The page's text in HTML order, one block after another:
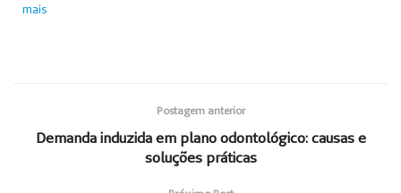
mais
Postagem anterior
Demanda induzida em plano odontológico: causas e
soluções práticas